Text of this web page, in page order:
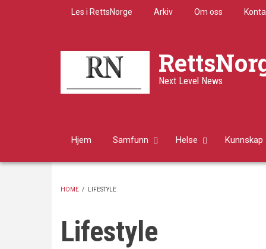
Les i RettsNorge Arkiv Om oss
Next Level News
Hjem Samfunn Helse Kunnskap
HOME / LIFESTYLE
Lifestyle